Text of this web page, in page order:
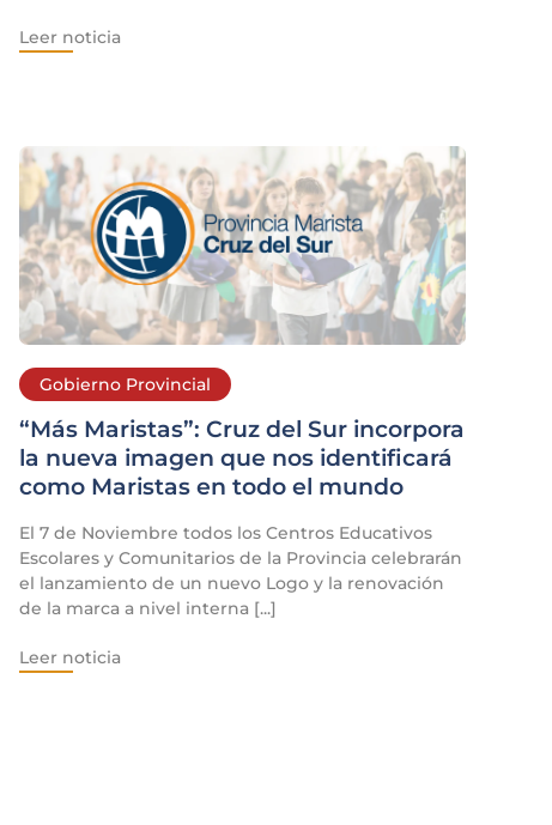
Leer noticia
Gobierno Provincial
“Más Maristas”: Cruz del Sur incorpora
la nueva imagen que nos identificará
como Maristas en todo el mundo
El 7 de Noviembre todos los Centros Educativos
Escolares y Comunitarios de la Provincia celebrarán
el lanzamiento de un nuevo Logo y la renovación
de la marca a nivel interna [...]
Leer noticia